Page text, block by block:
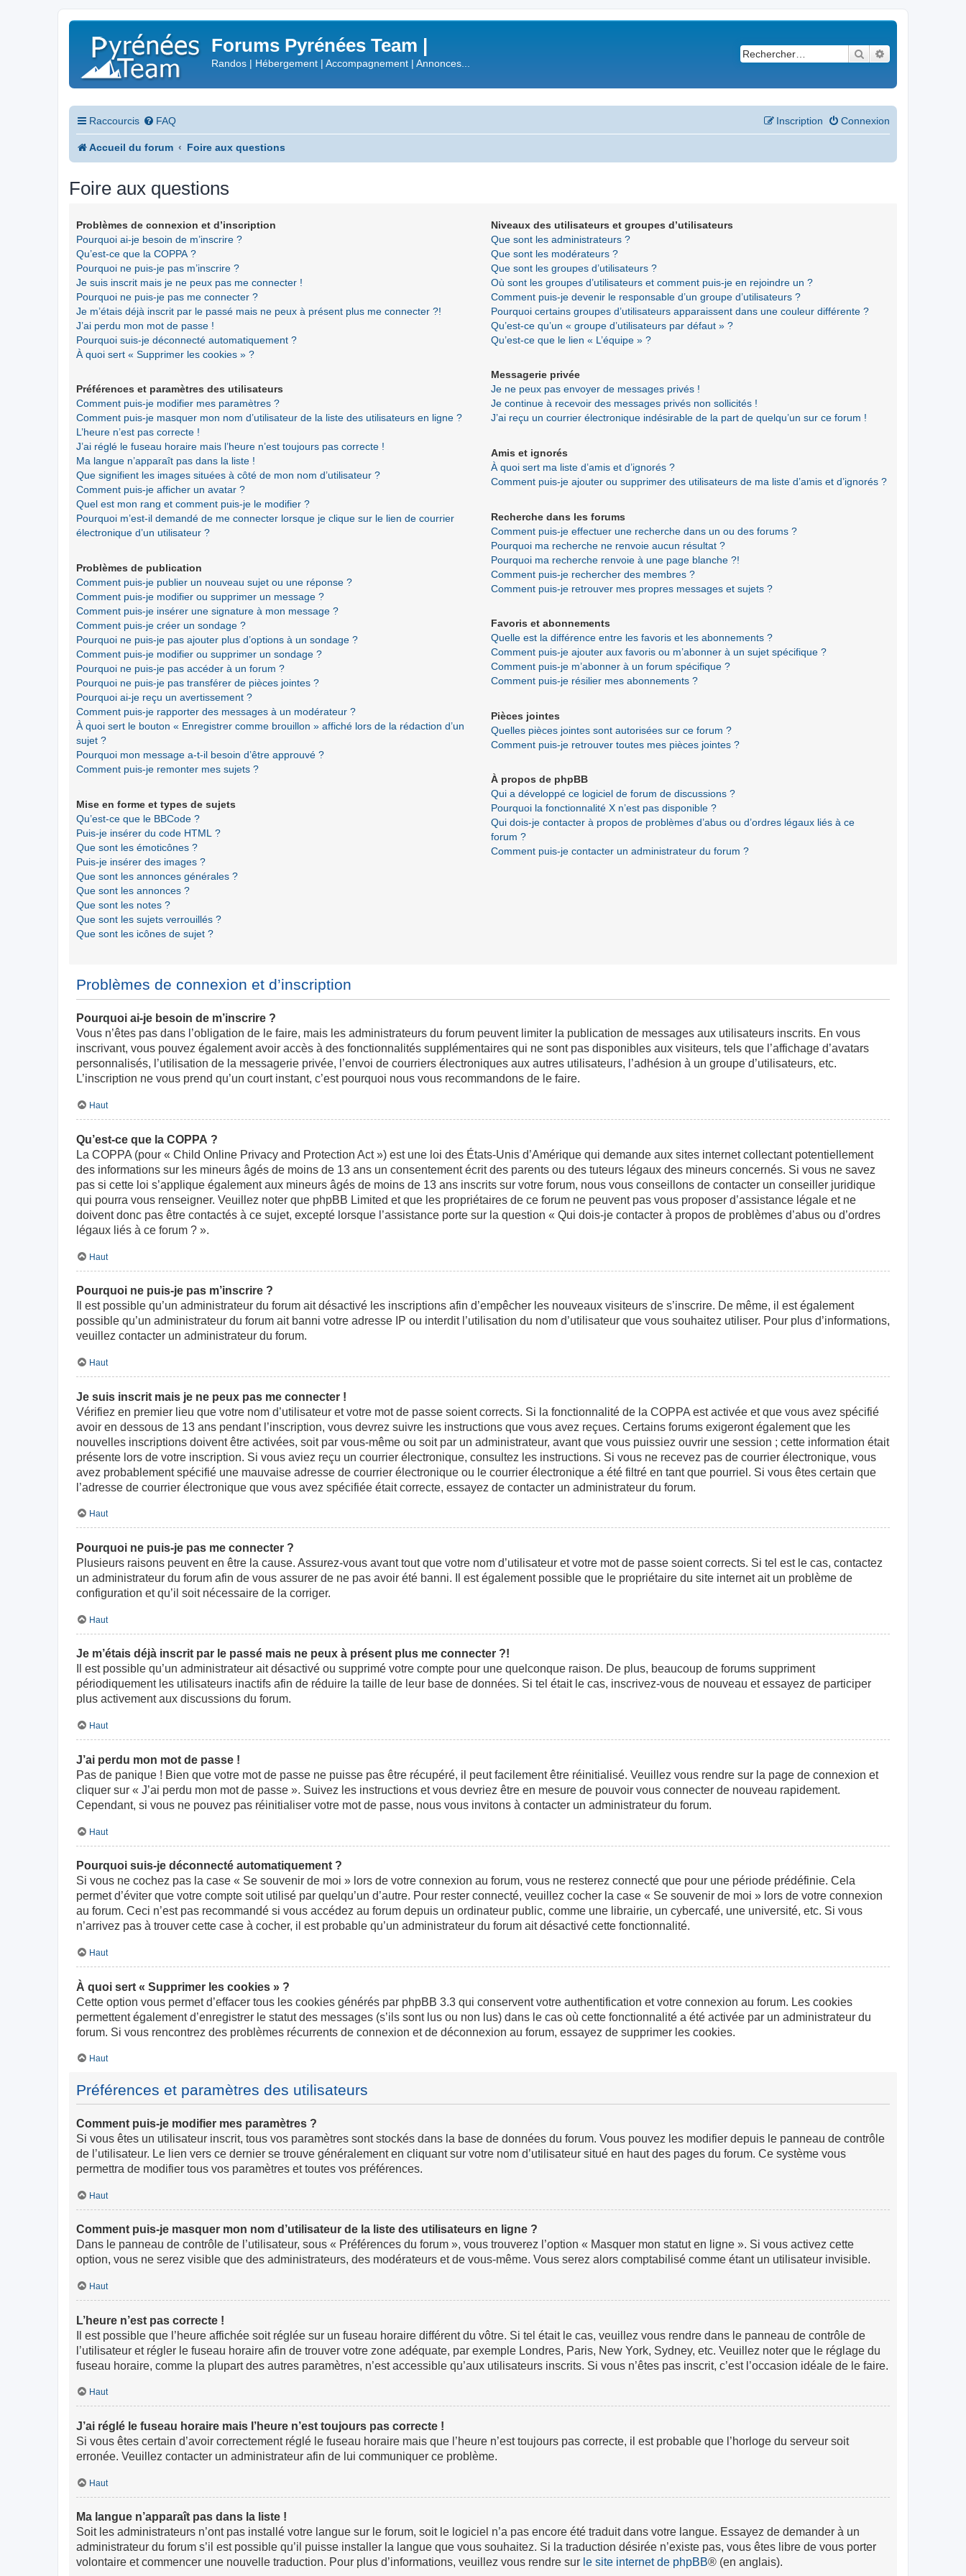
Forums Pyrénées Team |
Randos | Hébergement | Accompagnement | Annonces...
Rechercher
Raccourcis FAQ Connexion
Inscription
Accueil du forum Foire aux questions
Foire aux questions
Problèmes de connexion et d’inscription
Pourquoi ai-je besoin de m’inscrire ?
Qu’est-ce que la COPPA ?
Pourquoi ne puis-je pas m’inscrire ?
Je suis inscrit mais je ne peux pas me connecter !
Pourquoi ne puis-je pas me connecter ?
Je m’étais déjà inscrit par le passé mais ne peux à présent plus me connecter ?!
J’ai perdu mon mot de passe !
Pourquoi suis-je déconnecté automatiquement ?
À quoi sert « Supprimer les cookies » ?
Préférences et paramètres des utilisateurs
Comment puis-je modifier mes paramètres ?
Comment puis-je masquer mon nom d’utilisateur de la liste des utilisateurs en ligne ?
L’heure n’est pas correcte !
J’ai réglé le fuseau horaire mais l’heure n’est toujours pas correcte !
Ma langue n’apparaît pas dans la liste !
Que signifient les images situées à côté de mon nom d’utilisateur ?
Comment puis-je afficher un avatar ?
Quel est mon rang et comment puis-je le modifier ?
Pourquoi m’est-il demandé de me connecter lorsque je clique sur le lien de courrier
électronique d’un utilisateur ?
Problèmes de publication
Comment puis-je publier un nouveau sujet ou une réponse ?
Comment puis-je modifier ou supprimer un message ?
Comment puis-je insérer une signature à mon message ?
Comment puis-je créer un sondage ?
Pourquoi ne puis-je pas ajouter plus d’options à un sondage ?
Comment puis-je modifier ou supprimer un sondage ?
Pourquoi ne puis-je pas accéder à un forum ?
Pourquoi ne puis-je pas transférer de pièces jointes ?
Pourquoi ai-je reçu un avertissement ?
Comment puis-je rapporter des messages à un modérateur ?
À quoi sert le bouton « Enregistrer comme brouillon » affiché lors de la rédaction d’un
sujet ?
Pourquoi mon message a-t-il besoin d’être approuvé ?
Comment puis-je remonter mes sujets ?
Mise en forme et types de sujets
Qu’est-ce que le BBCode ?
Puis-je insérer du code HTML ?
Que sont les émoticônes ?
Puis-je insérer des images ?
Que sont les annonces générales ?
Que sont les annonces ?
Que sont les notes ?
Que sont les sujets verrouillés ?
Que sont les icônes de sujet ?
Niveaux des utilisateurs et groupes d’utilisateurs
Que sont les administrateurs ?
Que sont les modérateurs ?
Que sont les groupes d’utilisateurs ?
Où sont les groupes d’utilisateurs et comment puis-je en rejoindre un ?
Comment puis-je devenir le responsable d’un groupe d’utilisateurs ?
Pourquoi certains groupes d’utilisateurs apparaissent dans une couleur différente ?
Qu’est-ce qu’un « groupe d’utilisateurs par défaut » ?
Qu’est-ce que le lien « L’équipe » ?
Messagerie privée
Je ne peux pas envoyer de messages privés !
Je continue à recevoir des messages privés non sollicités !
J’ai reçu un courrier électronique indésirable de la part de quelqu’un sur ce forum !
Amis et ignorés
À quoi sert ma liste d’amis et d’ignorés ?
Comment puis-je ajouter ou supprimer des utilisateurs de ma liste d’amis et d’ignorés ?
Recherche dans les forums
Comment puis-je effectuer une recherche dans un ou des forums ?
Pourquoi ma recherche ne renvoie aucun résultat ?
Pourquoi ma recherche renvoie à une page blanche ?!
Comment puis-je rechercher des membres ?
Comment puis-je retrouver mes propres messages et sujets ?
Favoris et abonnements
Quelle est la différence entre les favoris et les abonnements ?
Comment puis-je ajouter aux favoris ou m’abonner à un sujet spécifique ?
Comment puis-je m’abonner à un forum spécifique ?
Comment puis-je résilier mes abonnements ?
Pièces jointes
Quelles pièces jointes sont autorisées sur ce forum ?
Comment puis-je retrouver toutes mes pièces jointes ?
À propos de phpBB
Qui a développé ce logiciel de forum de discussions ?
Pourquoi la fonctionnalité X n’est pas disponible ?
Qui dois-je contacter à propos de problèmes d’abus ou d’ordres légaux liés à ce
forum ?
Comment puis-je contacter un administrateur du forum ?
Problèmes de connexion et d’inscription
Pourquoi ai-je besoin de m’inscrire ?
Vous n’êtes pas dans l’obligation de le faire, mais les administrateurs du forum peuvent limiter la publication de messages aux utilisateurs inscrits. En vous
inscrivant, vous pouvez également avoir accès à des fonctionnalités supplémentaires qui ne sont pas disponibles aux visiteurs, tels que l’affichage d’avatars
personnalisés, l’utilisation de la messagerie privée, l’envoi de courriers électroniques aux autres utilisateurs, l’adhésion à un groupe d’utilisateurs, etc.
L’inscription ne vous prend qu’un court instant, c’est pourquoi nous vous recommandons de le faire.
Haut
Qu’est-ce que la COPPA ?
La COPPA (pour « Child Online Privacy and Protection Act ») est une loi des États-Unis d’Amérique qui demande aux sites internet collectant potentiellement
des informations sur les mineurs âgés de moins de 13 ans un consentement écrit des parents ou des tuteurs légaux des mineurs concernés. Si vous ne savez
pas si cette loi s’applique également aux mineurs âgés de moins de 13 ans inscrits sur votre forum, nous vous conseillons de contacter un conseiller juridique
qui pourra vous renseigner. Veuillez noter que phpBB Limited et que les propriétaires de ce forum ne peuvent pas vous proposer d’assistance légale et ne
doivent donc pas être contactés à ce sujet, excepté lorsque l’assistance porte sur la question « Qui dois-je contacter à propos de problèmes d’abus ou d’ordres
légaux liés à ce forum ? ».
Haut
Pourquoi ne puis-je pas m’inscrire ?
Il est possible qu’un administrateur du forum ait désactivé les inscriptions afin d’empêcher les nouveaux visiteurs de s’inscrire. De même, il est également
possible qu’un administrateur du forum ait banni votre adresse IP ou interdit l’utilisation du nom d’utilisateur que vous souhaitez utiliser. Pour plus d’informations,
veuillez contacter un administrateur du forum.
Haut
Je suis inscrit mais je ne peux pas me connecter !
Vérifiez en premier lieu que votre nom d’utilisateur et votre mot de passe soient corrects. Si la fonctionnalité de la COPPA est activée et que vous avez spécifié
avoir en dessous de 13 ans pendant l’inscription, vous devrez suivre les instructions que vous avez reçues. Certains forums exigeront également que les
nouvelles inscriptions doivent être activées, soit par vous-même ou soit par un administrateur, avant que vous puissiez ouvrir une session ; cette information était
présente lors de votre inscription. Si vous aviez reçu un courrier électronique, consultez les instructions. Si vous ne recevez pas de courrier électronique, vous
avez probablement spécifié une mauvaise adresse de courrier électronique ou le courrier électronique a été filtré en tant que pourriel. Si vous êtes certain que
l’adresse de courrier électronique que vous avez spécifiée était correcte, essayez de contacter un administrateur du forum.
Haut
Pourquoi ne puis-je pas me connecter ?
Plusieurs raisons peuvent en être la cause. Assurez-vous avant tout que votre nom d’utilisateur et votre mot de passe soient corrects. Si tel est le cas, contactez
un administrateur du forum afin de vous assurer de ne pas avoir été banni. Il est également possible que le propriétaire du site internet ait un problème de
configuration et qu’il soit nécessaire de la corriger.
Haut
Je m’étais déjà inscrit par le passé mais ne peux à présent plus me connecter ?!
Il est possible qu’un administrateur ait désactivé ou supprimé votre compte pour une quelconque raison. De plus, beaucoup de forums suppriment
périodiquement les utilisateurs inactifs afin de réduire la taille de leur base de données. Si tel était le cas, inscrivez-vous de nouveau et essayez de participer
plus activement aux discussions du forum.
Haut
J’ai perdu mon mot de passe !
Pas de panique ! Bien que votre mot de passe ne puisse pas être récupéré, il peut facilement être réinitialisé. Veuillez vous rendre sur la page de connexion et
cliquer sur « J’ai perdu mon mot de passe ». Suivez les instructions et vous devriez être en mesure de pouvoir vous connecter de nouveau rapidement.
Cependant, si vous ne pouvez pas réinitialiser votre mot de passe, nous vous invitons à contacter un administrateur du forum.
Haut
Pourquoi suis-je déconnecté automatiquement ?
Si vous ne cochez pas la case « Se souvenir de moi » lors de votre connexion au forum, vous ne resterez connecté que pour une période prédéfinie. Cela
permet d’éviter que votre compte soit utilisé par quelqu’un d’autre. Pour rester connecté, veuillez cocher la case « Se souvenir de moi » lors de votre connexion
au forum. Ceci n’est pas recommandé si vous accédez au forum depuis un ordinateur public, comme une librairie, un cybercafé, une université, etc. Si vous
n’arrivez pas à trouver cette case à cocher, il est probable qu’un administrateur du forum ait désactivé cette fonctionnalité.
Haut
À quoi sert « Supprimer les cookies » ?
Cette option vous permet d’effacer tous les cookies générés par phpBB 3.3 qui conservent votre authentification et votre connexion au forum. Les cookies
permettent également d’enregistrer le statut des messages (s’ils sont lus ou non lus) dans le cas où cette fonctionnalité a été activée par un administrateur du
forum. Si vous rencontrez des problèmes récurrents de connexion et de déconnexion au forum, essayez de supprimer les cookies.
Haut
Préférences et paramètres des utilisateurs
Comment puis-je modifier mes paramètres ?
Si vous êtes un utilisateur inscrit, tous vos paramètres sont stockés dans la base de données du forum. Vous pouvez les modifier depuis le panneau de contrôle
de l’utilisateur. Le lien vers ce dernier se trouve généralement en cliquant sur votre nom d’utilisateur situé en haut des pages du forum. Ce système vous
permettra de modifier tous vos paramètres et toutes vos préférences.
Haut
Comment puis-je masquer mon nom d’utilisateur de la liste des utilisateurs en ligne ?
Dans le panneau de contrôle de l’utilisateur, sous « Préférences du forum », vous trouverez l’option « Masquer mon statut en ligne ». Si vous activez cette
option, vous ne serez visible que des administrateurs, des modérateurs et de vous-même. Vous serez alors comptabilisé comme étant un utilisateur invisible.
Haut
L’heure n’est pas correcte !
Il est possible que l’heure affichée soit réglée sur un fuseau horaire différent du vôtre. Si tel était le cas, veuillez vous rendre dans le panneau de contrôle de
l’utilisateur et régler le fuseau horaire afin de trouver votre zone adéquate, par exemple Londres, Paris, New York, Sydney, etc. Veuillez noter que le réglage du
fuseau horaire, comme la plupart des autres paramètres, n’est accessible qu’aux utilisateurs inscrits. Si vous n’êtes pas inscrit, c’est l’occasion idéale de le faire.
Haut
J’ai réglé le fuseau horaire mais l’heure n’est toujours pas correcte !
Si vous êtes certain d’avoir correctement réglé le fuseau horaire mais que l’heure n’est toujours pas correcte, il est probable que l’horloge du serveur soit
erronée. Veuillez contacter un administrateur afin de lui communiquer ce problème.
Haut
Ma langue n’apparaît pas dans la liste !
Soit les administrateurs n’ont pas installé votre langue sur le forum, soit le logiciel n’a pas encore été traduit dans votre langue. Essayez de demander à un
administrateur du forum s’il est possible qu’il puisse installer la langue que vous souhaitez. Si la traduction désirée n’existe pas, vous êtes libre de vous porter
volontaire et commencer une nouvelle traduction. Pour plus d’informations, veuillez vous rendre sur le site internet de phpBB® (en anglais).